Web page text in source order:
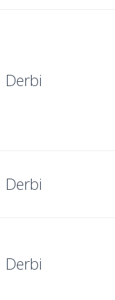
Derbi
Derbi
Derbi